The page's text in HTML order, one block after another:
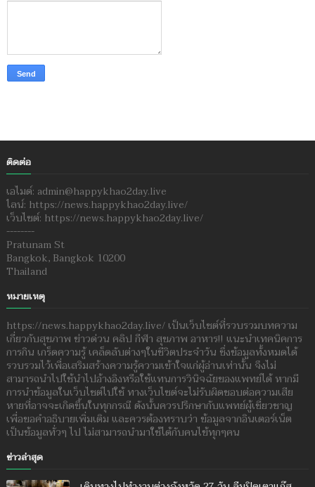
ติดต่อ
เอไมด์: admin@happykhao2day.live
ไลน์: https://news.happykhao2day.live/
เว็บไซต์: https://news.happykhao2day.live/
--------
Pratunam St
Bangkok, Bangkok 10200
Thailand
หมายเหตุ
https://news.happykhao2day.live/ เป็นเว็บไซต์ที่รวบรวมบทความ
เกี่ยวกับสุขภาพ ข่าวด่วน คลิป กีฬา สุขภาพ อาหาร!! แนะนำเทคนิคการ
การกิน เกร็ดความรู้ เคล็ดลับต่างๆในชีวิตประจำวัน ซึ่งข้อมูลทั้งหมดได้
รวบรวมไว้เพื่อเสริมสร้างความรู้ความเข้าใจแก่ผู้อ่านเท่านั้น จึงไม่
สามารถนำไปใช้นำไปอ้างอิงหรือใช้แทนการวินิจฉัยของแพทย์ได้ หากมี
การนำข้อมูลในเว็บไซต์ไปใช้ ทางเว็บไซต์จะไม่รับผิดชอบต่อความเสีย
หายที่อาจจะเกิดขึ้นในทุกกรณี ดังนั้นควรปรึกษากับแพทย์ผู้เชี่ยวชาญ
เพื่อขอคำอธิบายเพิ่มเติม และควรต้องทราบว่า ข้อมูลจากอินเตอร์เน็ต
เป็นข้อมูลทั่วๆ ไป ไม่สามารถนำมาใช้ได้กับคนไข้ทุกๆคน
ข่าวล่าสุด